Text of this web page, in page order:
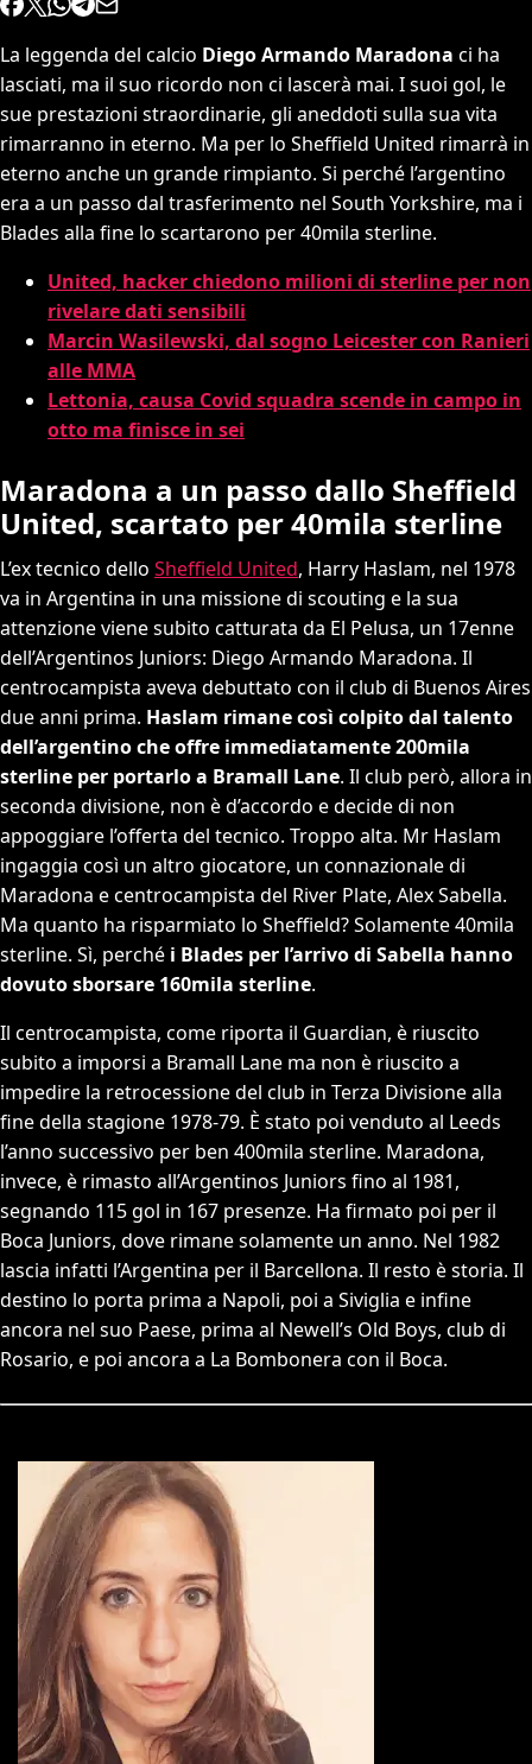
La leggenda del calcio Diego Armando Maradona ci ha
lasciati, ma il suo ricordo non ci lascerà mai. I suoi gol, le
sue prestazioni straordinarie, gli aneddoti sulla sua vita
rimarranno in eterno. Ma per lo Sheffield United rimarrà in
eterno anche un grande rimpianto. Si perché l’argentino
era a un passo dal trasferimento nel South Yorkshire, ma i
Blades alla fine lo scartarono per 40mila sterline.
United, hacker chiedono milioni di sterline per non
rivelare dati sensibili
Marcin Wasilewski, dal sogno Leicester con Ranieri
alle MMA
Lettonia, causa Covid squadra scende in campo in
otto ma finisce in sei
Maradona a un passo dallo Sheffield
United, scartato per 40mila sterline
L’ex tecnico dello Sheffield United, Harry Haslam, nel 1978
va in Argentina in una missione di scouting e la sua
attenzione viene subito catturata da El Pelusa, un 17enne
dell’Argentinos Juniors: Diego Armando Maradona. Il
centrocampista aveva debuttato con il club di Buenos Aires
due anni prima. Haslam rimane così colpito dal talento
dell’argentino che offre immediatamente 200mila
sterline per portarlo a Bramall Lane. Il club però, allora in
seconda divisione, non è d’accordo e decide di non
appoggiare l’offerta del tecnico. Troppo alta. Mr Haslam
ingaggia così un altro giocatore, un connazionale di
Maradona e centrocampista del River Plate, Alex Sabella.
Ma quanto ha risparmiato lo Sheffield? Solamente 40mila
sterline. Sì, perché i Blades per l’arrivo di Sabella hanno
dovuto sborsare 160mila sterline.
Il centrocampista, come riporta il Guardian, è riuscito
subito a imporsi a Bramall Lane ma non è riuscito a
impedire la retrocessione del club in Terza Divisione alla
fine della stagione 1978-79. È stato poi venduto al Leeds
l’anno successivo per ben 400mila sterline. Maradona,
invece, è rimasto all’Argentinos Juniors fino al 1981,
segnando 115 gol in 167 presenze. Ha firmato poi per il
Boca Juniors, dove rimane solamente un anno. Nel 1982
lascia infatti l’Argentina per il Barcellona. Il resto è storia. Il
destino lo porta prima a Napoli, poi a Siviglia e infine
ancora nel suo Paese, prima al Newell’s Old Boys, club di
Rosario, e poi ancora a La Bombonera con il Boca.